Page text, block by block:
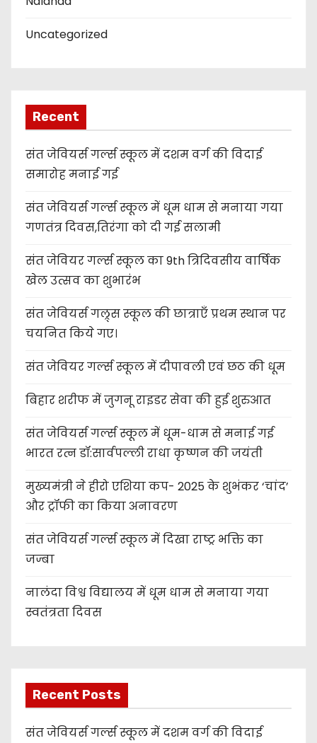
Uncategorized
Recent
संत जेवियर्स गर्ल्स स्कूल में दशम वर्ग की विदाई
समारोह मनाई गई
संत जेवियर्स गर्ल्स स्कूल में धूम धाम से मनाया गया
गणतंत्र दिवस,तिरंगा को दी गई सलामी
संत जेवियर गर्ल्स स्कूल का 9th त्रिदिवसीय वार्षिक
खेल उत्सव का शुभारंभ
संत जेवियर्स गल्र्स स्कूल की छात्र‌ाएँ प्रथम स्थान पर
चयनित किये गए।
संत जेवियर गर्ल्स स्कूल में दीपावली एवं छठ की धूम
बिहार शरीफ में जुगनू राइडर सेवा की हुई शुरुआत
संत जेवियर्स गर्ल्स स्कूल में धूम-धाम से मनाई गई
भारत रत्न डॉ:सार्वपल्ली राधा कृष्णन की जयंती
मुख्यमंत्री ने हीरो एशिया कप- 2025 के शुभंकर ‘चांद’
और ट्रॉफी का किया अनावरण
संत जेवियर्स गर्ल्स स्कूल में दिखा राष्ट्र भक्ति का
जज्बा
नालंदा विश्व विद्यालय में धूम धाम से मनाया गया
स्वतंत्रता दिवस
Recent Posts
संत जेवियर्स गर्ल्स स्कूल में दशम वर्ग की विदाई